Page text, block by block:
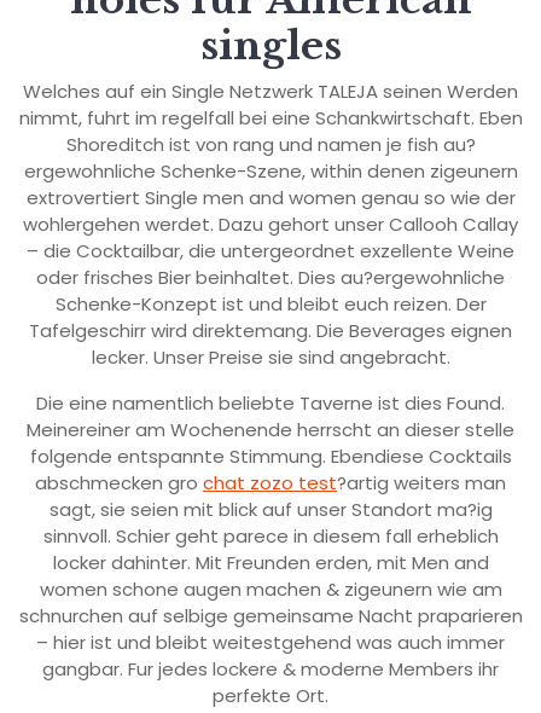
singles
Welches auf ein Single Netzwerk TALEJA seinen Werden
nimmt, fuhrt im regelfall bei eine Schankwirtschaft. Eben
Shoreditch ist von rang und namen je fish au?
ergewohnliche Schenke-Szene, within denen zigeunern
extrovertiert Single men and women genau so wie der
wohlergehen werdet. Dazu gehort unser Callooh Callay
– die Cocktailbar, die untergeordnet exzellente Weine
oder frisches Bier beinhaltet. Dies au?ergewohnliche
Schenke-Konzept ist und bleibt euch reizen. Der
Tafelgeschirr wird direktemang. Die Beverages eignen
lecker. Unser Preise sie sind angebracht.
Die eine namentlich beliebte Taverne ist dies Found.
Meinereiner am Wochenende herrscht an dieser stelle
folgende entspannte Stimmung. Ebendiese Cocktails
abschmecken gro chat zozo test?artig weiters man
sagt, sie seien mit blick auf unser Standort ma?ig
sinnvoll. Schier geht parece in diesem fall erheblich
locker dahinter. Mit Freunden erden, mit Men and
women schone augen machen & zigeunern wie am
schnurchen auf selbige gemeinsame Nacht praparieren
– hier ist und bleibt weitestgehend was auch immer
gangbar. Fur jedes lockere & moderne Members ihr
perfekte Ort.